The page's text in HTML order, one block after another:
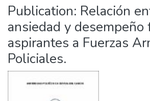
Estadísticas Externas
Manuales
Publication: Relación
ansiedad y desempeño
aspirantes a Fuerzas
Policiales.